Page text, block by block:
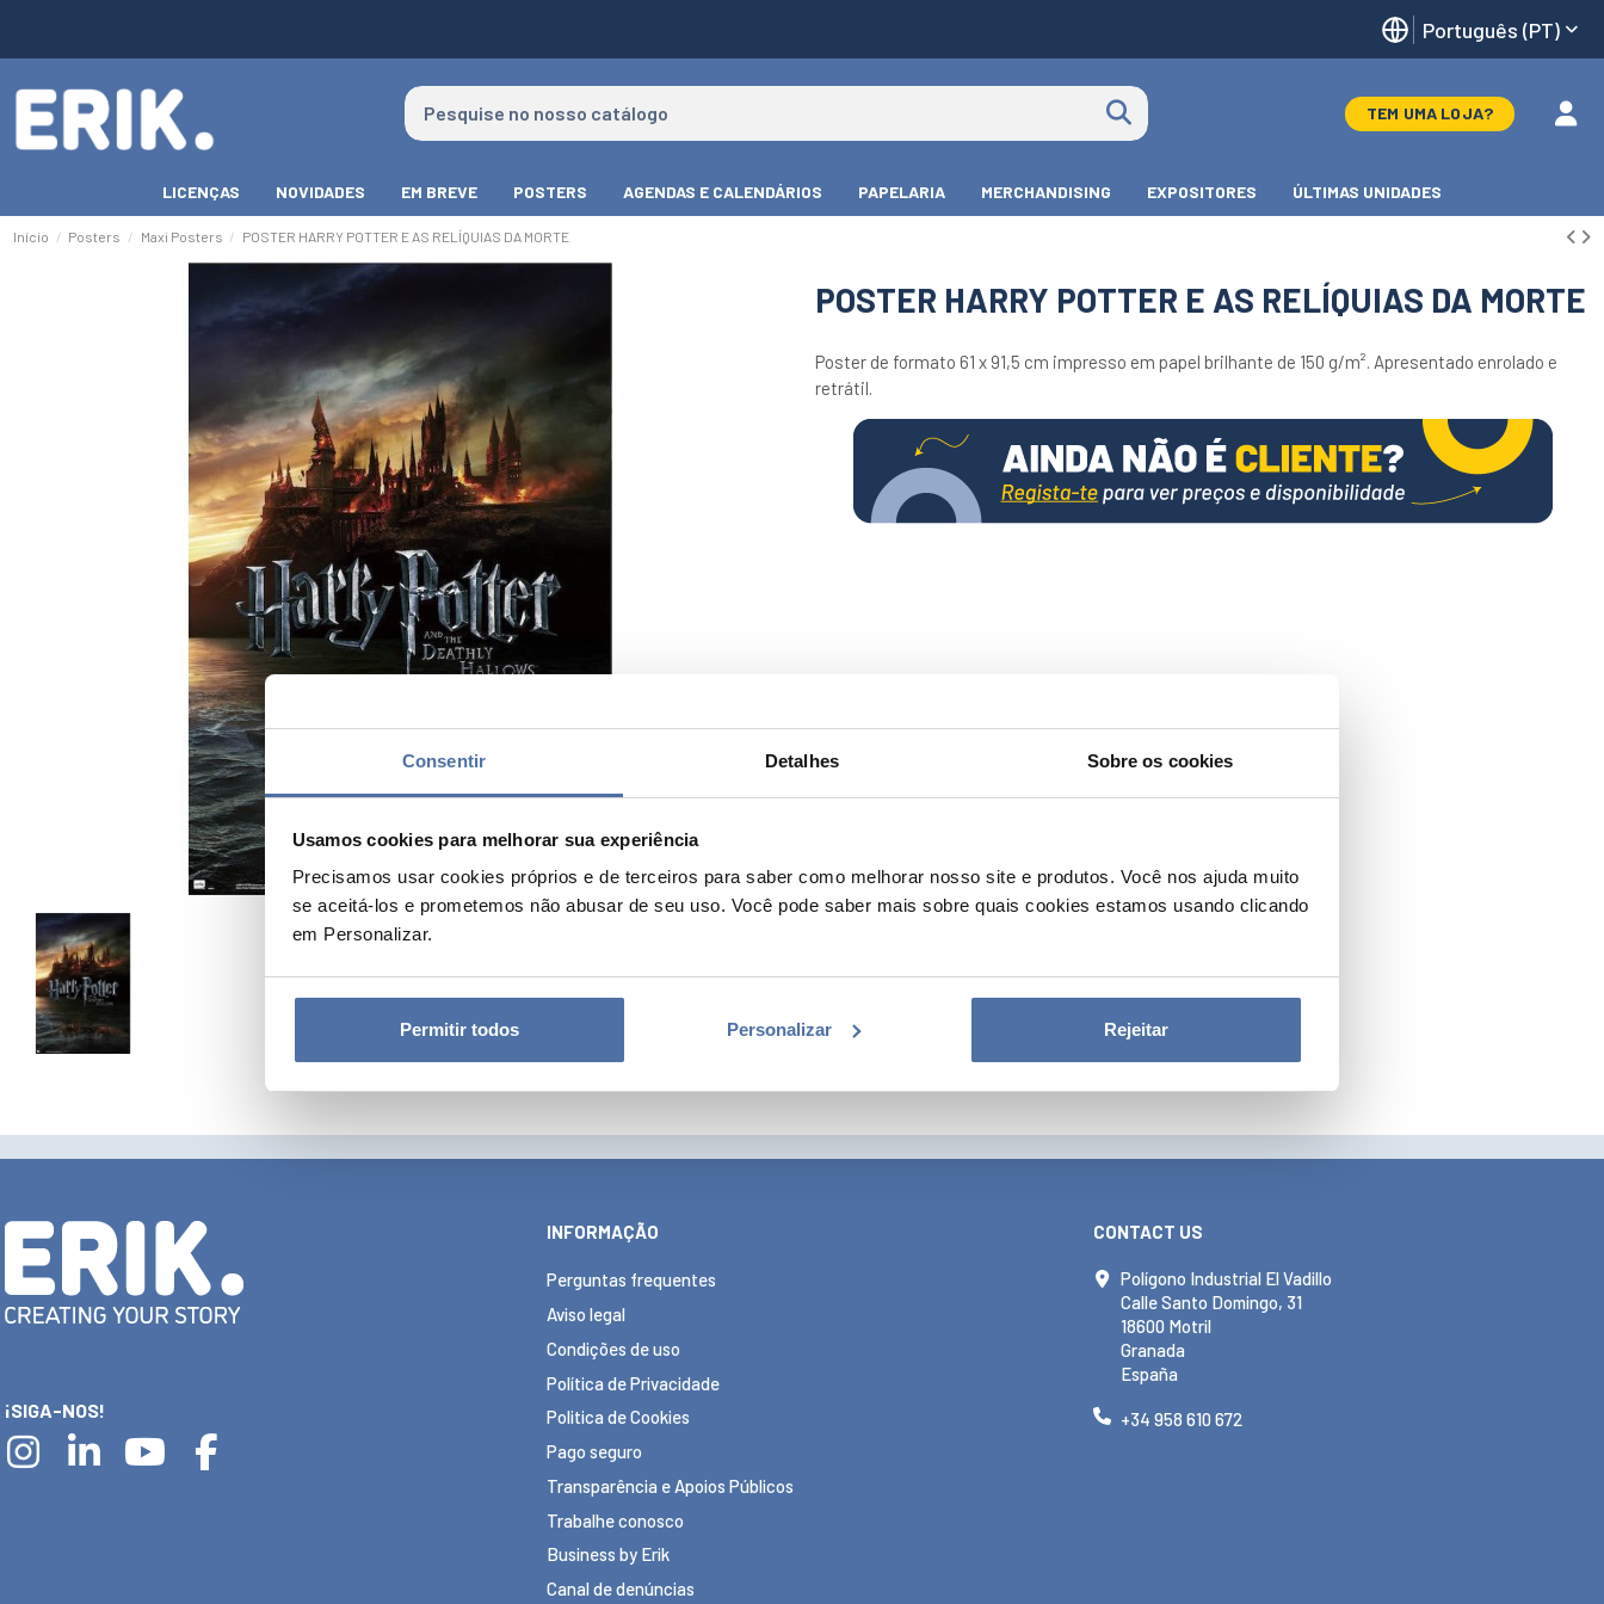
Consentir Detalhes Sobre os cookies
Usamos cookies para melhorar sua experiência
Precisamos usar cookies próprios e de terceiros para saber como melhorar nosso site e produtos. Você nos ajuda muito
se aceitá-los e prometemos não abusar de seu uso. Você pode saber mais sobre quais cookies estamos usando clicando
em Personalizar.
Rejeitar
Personalizar
Permitir todos
Português (PT)
TEM UMA LOJA?
LICENÇAS NOVIDADES EM BREVE POSTERS AGENDAS E CALENDÁRIOS PAPELARIA MERCHANDISING EXPOSITORES ÚLTIMAS UNIDADES
Início Posters Maxi Posters POSTER HARRY POTTER E AS RELÍQUIAS DA MORTE
POSTER HARRY POTTER E AS RELÍQUIAS DA MORTE
Poster de formato 61 x 91,5 cm impresso em papel brilhante de 150 g/m². Apresentado enrolado e
retrátil.
¡SIGA-NOS!
INFORMAÇÃO
Perguntas frequentes
Aviso legal
Condições de uso
Política de Privacidade
Politica de Cookies
Pago seguro
Transparência e Apoios Públicos
Trabalhe conosco
Business by Erik
Canal de denúncias
CONTACT US
Polígono Industrial El Vadillo
Calle Santo Domingo, 31
18600 Motril
Granada
España
+34 958 610 672